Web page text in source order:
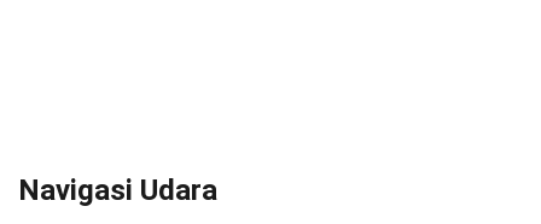
Navigasi Udara